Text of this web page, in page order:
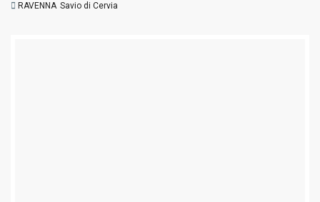
RAVENNA Savio di Cervia